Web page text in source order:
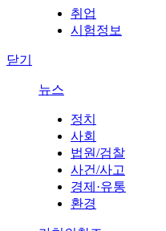
취업
시험정보
닫기
뉴스
정치
사회
법원/검찰
사건/사고
경제·유통
환경